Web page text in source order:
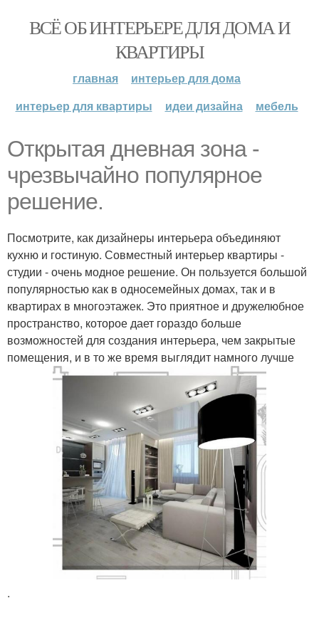
ВСЁ ОБ ИНТЕРЬЕРЕ ДЛЯ ДОМА И
КВАРТИРЫ
главная
интерьер для дома
интерьер для квартиры
идеи дизайна мебель
Открытая дневная зона -
чрезвычайно популярное
решение.
Посмотрите, как дизайнеры интерьера объединяют
кухню и гостиную. Совместный интерьер квартиры -
студии - очень модное решение. Он пользуется большой
популярностью как в односемейных домах, так и в
квартирах в многоэтажек. Это приятное и дружелюбное
пространство, которое дает гораздо больше
возможностей для создания интерьера, чем закрытые
помещения, и в то же время выглядит намного лучше
.